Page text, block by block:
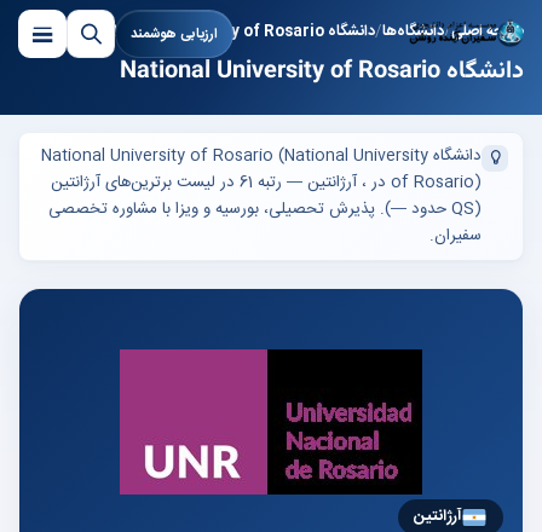
ارزیابی هوشمند صفحه اصلی دانشگاه‌ها دانشگاه National University of Rosario
دانشگاه National University of Rosario
دانشگاه National University of Rosario (National University
of Rosario) در ، آرژانتین — رتبه 61 در لیست برترین‌های آرژانتین
(QS حدود —). پذیرش تحصیلی، بورسیه و ویزا با مشاوره تخصصی
سفیران.
آرژانتین